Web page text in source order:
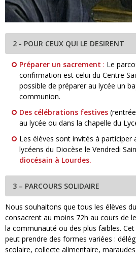
2 - POUR CEUX QUI LE DESIRENT
Préparer un sacrement : Le
confirmation est celui du Centre
possible de préparer au lycée un
communion.
Des célébrations festives
au lycée ou dans la chapelle du
Les élèves sont invités à participer
lycéens du Diocèse le Vendredi
diocésain à Lourdes.
3 – PARCOURS SOLIDAIRE
Nous souhaitons que tous les élèves
consacrent au moins 72h au cours de
la communauté ou des plus faibles.
peut prendre des formes variées :
scolaire, collecte alimentaire,